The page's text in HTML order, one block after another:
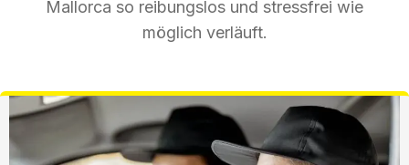
Mallorca so reibungslos und stressfrei wie
möglich verläuft.